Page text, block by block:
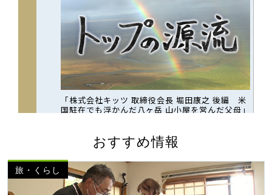
おすすめ情報
旅・くらし